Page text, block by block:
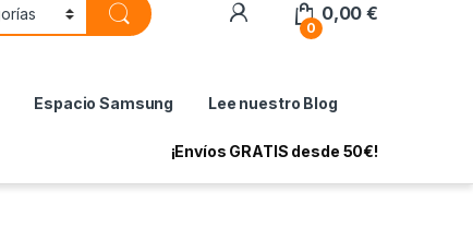
My Account
0
0,00€
Espacio Samsung Lee nuestro Blog
¡Envíos GRATIS desde 50€!